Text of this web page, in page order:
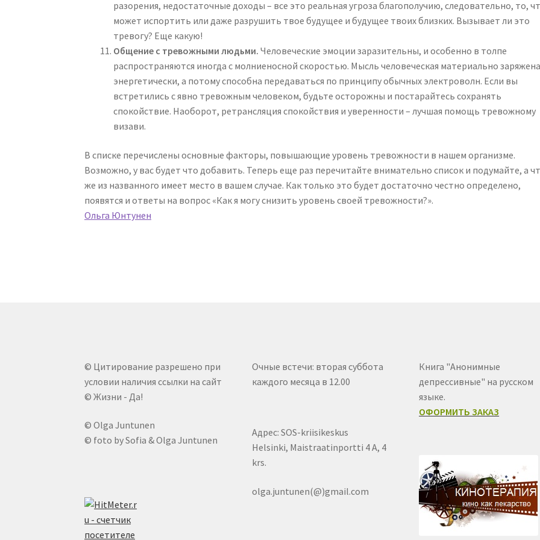
разорения, недостаточные доходы – все это реальная угроза благополучию, следовательно, то,
может испортить или даже разрушить твое будущее и будущее твоих близких. Вызывает ли это
тревогу? Еще какую!
Общение с тревожными людьми. Человеческие эмоции заразительны, и особенно в толпе
распространяются иногда с молниеносной скоростью. Мысль человеческая материально заряжена
энергетически, а потому способна передаваться по принципу обычных электроволн. Если вы
встретились с явно тревожным человеком, будьте осторожны и постарайтесь сохранять
спокойствие. Наоборот, ретрансляция спокойствия и уверенности – лучшая помощь тревожному
визави.
В списке перечислены основные факторы, повышающие уровень тревожности в нашем организме.
Возможно, у вас будет что добавить. Теперь еще раз перечитайте внимательно список и подумайте, а
же из названного имеет место в вашем случае. Как только это будет достаточно честно определено,
появятся и ответы на вопрос «Как я могу снизить уровень своей тревожности?».
Ольга Юнтунен
© Цитирование разрешено при
условии наличия ссылки на сайт
© Жизни - Да!
© Olga Juntunen
© foto by Sofia & Olga Juntunen
Очные встечи: вторая суббота
каждого месяца в 12.00
Адрес: SOS-kriisikeskus
Helsinki, Maistraatinportti 4 A, 4
krs.
olga.juntunen(@)gmail.com
Книга "Анонимные
депрессивные" на русском
языке.
ОФОРМИТЬ ЗАКАЗ